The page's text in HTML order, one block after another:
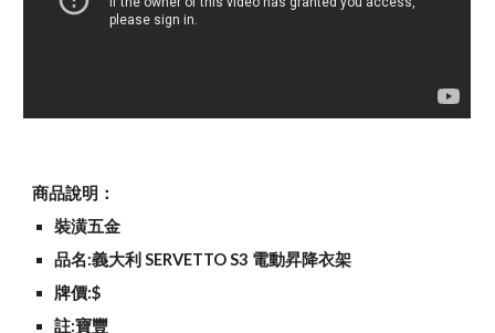
商品說明：
裝潢五金
品名:義大利 SERVETTO S3 電動昇降衣架
牌價:$
註:寶豐